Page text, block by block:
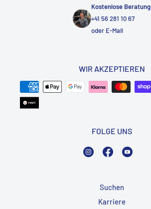
Kostenlose Beratung
+41 56 281 10 67
oder E-Mail
WIR AKZEPTIEREN
FOLGE UNS
InstagramFacebook
Suchen
Karriere